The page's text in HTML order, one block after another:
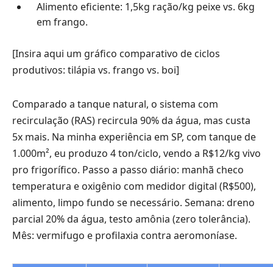
Alimento eficiente: 1,5kg ração/kg peixe vs. 6kg
em frango.
[Insira aqui um gráfico comparativo de ciclos
produtivos: tilápia vs. frango vs. boi]
Comparado a tanque natural, o sistema com
recirculação (RAS) recircula 90% da água, mas custa
5x mais. Na minha experiência em SP, com tanque de
1.000m², eu produzo 4 ton/ciclo, vendo a R$12/kg vivo
pro frigorífico. Passo a passo diário: manhã checo
temperatura e oxigênio com medidor digital (R$500),
alimento, limpo fundo se necessário. Semana: dreno
parcial 20% da água, testo amônia (zero tolerância).
Mês: vermifugo e profilaxia contra aeromoníase.